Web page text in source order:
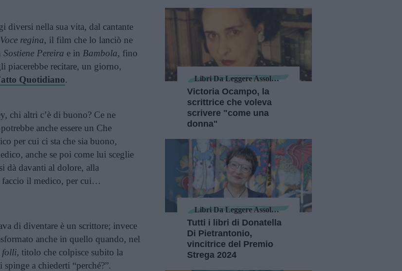
diversi nella sua vita, dal cantante
regina, il film che lo lanciò ne
Sostiene Pereira e in Bambola, fino
piacerebbe recitare, un giorno,
Quotidiano.
chi altri c’è di buono? Ce ne
anche essere un Che
per cui ci sta che sia buono,
anche se poi come lui sceglie
dà davanti al dolore, alla
faccio il medico, per cui…
di diventare è un scrittore; invece
anche in quello quando, nel
folli, titolo che colpisce subito la
a chiederti “perché?”.
Libri Da Leggere Assolutamente
Victoria Ocampo, la
scrittrice che voleva
scrivere "come una
donna"
Libri Da Leggere Assolutamente
Tutti i libri di Donatella
Di Pietrantonio,
vincitrice del Premio
Strega 2024